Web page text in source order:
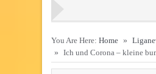
You Are Here: Home »
» Ich und Corona – kleine